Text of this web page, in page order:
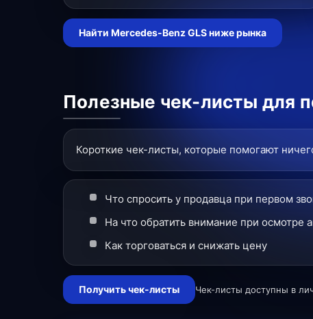
Найти Mercedes-Benz GLS ниже рынка
Полезные чек-листы для
Короткие чек-листы, которые помогают
Что спросить у продавца при первом
На что обратить внимание при осмотре
Как торговаться и снижать цену
Получить чек-листы Чек-листы доступны в